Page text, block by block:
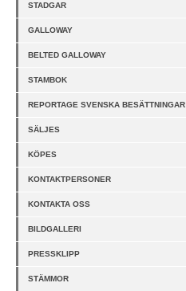
STADGAR
GALLOWAY
BELTED GALLOWAY
STAMBOK
REPORTAGE SVENSKA BESÄTTNINGAR
SÄLJES
KÖPES
KONTAKTPERSONER
KONTAKTA OSS
BILDGALLERI
PRESSKLIPP
STÄMMOR